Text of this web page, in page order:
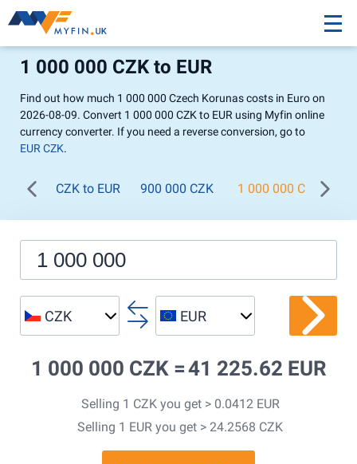
1 000 000 CZK to EUR
Find out how much 1 000 000 Czech Korunas costs in Euro on
2026-08-09. Convert 1 000 000 CZK to EUR using Myfin online
currency converter. If you need a reverse conversion, go to
EUR CZK.
CZK to EUR 900 000 CZK 1 000 000 CZK
CZK EUR
1 000 000 CZK =41 225.62 EUR
Selling 1 CZK you get > 0.0412 EUR
Selling 1 EUR you get > 24.2568 CZK